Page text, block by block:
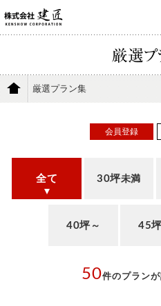
厳選プラン集
会員登録
全て 30坪未満
40坪 ～ 45坪
50件のプランが